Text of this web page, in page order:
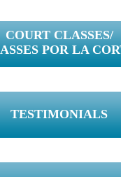
COURT CLASSES/
POR LA
TESTIMONIALS